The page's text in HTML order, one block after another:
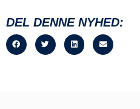
DEL DENNE NYHED: